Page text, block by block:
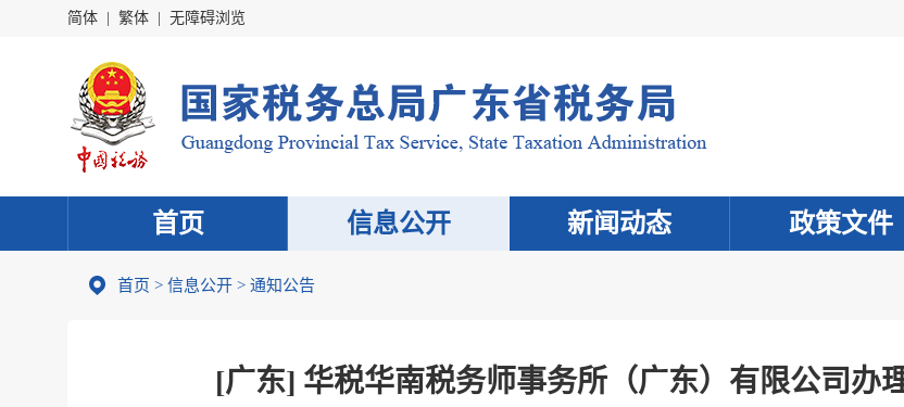
简体 繁体 无障碍浏览
首页 信息公开 新闻动态 政策文件
首页 > 信息公开 > 通知公告
[广东] 华税华南税务师事务所（广东）有限公司办